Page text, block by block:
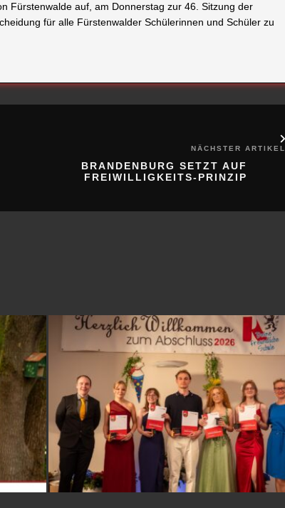
Fürstenwalde auf, am Donnerstag zur 46. Sitzung der
für alle Fürstenwalder Schülerinnen und Schüler zu
NÄCHSTER ARTIKEL
BRANDENBURG SETZT AUF
FREIWILLIGKEITS-PRINZIP